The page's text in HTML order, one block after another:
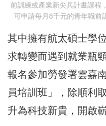
前訓練或產業新尖兵計畫課程
可申請每月8千元的青年職前
其中擁有航太碩士學
求轉變而遇到就業瓶
報名參加勞發署雲嘉
員培訓班」，除順利
升為科技新貴，開啟